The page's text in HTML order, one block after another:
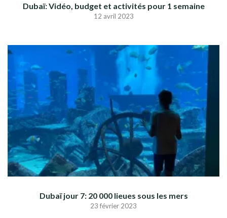
Dubaï: Vidéo, budget et activités pour 1 semaine
12 avril 2023
Dubaï jour 7: 20 000 lieues sous les mers
23 février 2023